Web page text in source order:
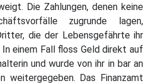
Die Zahlungen, denen keine
zugrunde lagen,
die der Lebensgefährte ihr
einem Fall floss Geld direkt auf
und wurde von ihr in bar an
weitergegeben. Das Finanzamt